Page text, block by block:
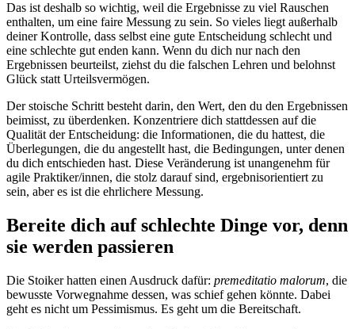
Das ist deshalb so wichtig, weil die Ergebnisse zu viel Rauschen
enthalten, um eine faire Messung zu sein. So vieles liegt außerhalb
deiner Kontrolle, dass selbst eine gute Entscheidung schlecht und
eine schlechte gut enden kann. Wenn du dich nur nach den
Ergebnissen beurteilst, ziehst du die falschen Lehren und belohnst
Glück statt Urteilsvermögen.
Der stoische Schritt besteht darin, den Wert, den du den Ergebnissen
beimisst, zu überdenken. Konzentriere dich stattdessen auf die
Qualität der Entscheidung: die Informationen, die du hattest, die
Überlegungen, die du angestellt hast, die Bedingungen, unter denen
du dich entschieden hast. Diese Veränderung ist unangenehm für
agile Praktiker/innen, die stolz darauf sind, ergebnisorientiert zu
sein, aber es ist die ehrlichere Messung.
Bereite dich auf schlechte Dinge vor, denn
sie werden passieren
Die Stoiker hatten einen Ausdruck dafür: premeditatio malorum, die
bewusste Vorwegnahme dessen, was schief gehen könnte. Dabei
geht es nicht um Pessimismus. Es geht um die Bereitschaft.